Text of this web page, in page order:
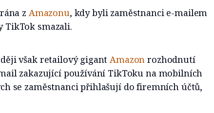
z Amazonu, kdy byli zaměstnanci e-mailem
TikTok smazali.
však retailový gigantAmazon rozhodnutí
zakazující používání TikToku na mobilních
se zaměstnanci přihlašují do firemních účtů,